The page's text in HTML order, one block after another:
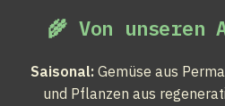
🌾 Von unseren
Saisonal: Gemüse aus
und Pflanzen aus